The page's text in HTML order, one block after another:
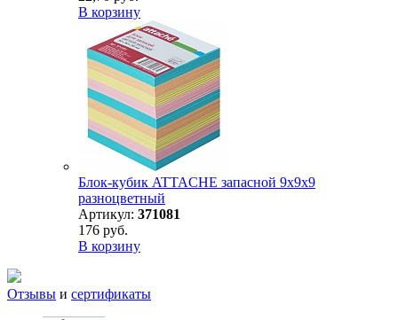
В корзину
Блок-кубик ATTACHE запасной 9х9х9
разноцветный
Артикул: 371081
176 руб.
В корзину
Отзывы и сертификаты